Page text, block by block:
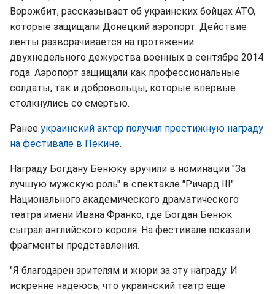
Ворожбит, рассказывает об украинских бойцах АТО,
которые защищали Донецкий аэропорт. Действие
ленты разворачивается на протяжении
двухнедельного дежурства военных в сентябре 2014
года. Аэропорт защищали как профессиональные
солдаты, так и добровольцы, которые впервые
столкнулись со смертью.
Ранее украинский актер получил престижную награду
на фестивале в Пекине.
Награду Богдану Бенюку вручили в номинации "За
лучшую мужскую роль" в спектакле "Ричард III"
Национального академического драматического
театра имени Ивана Франко, где Богдан Бенюк
сыграл английского короля. На фестивале показали
фрагменты представления.
"Я благодарен зрителям и жюри за эту награду. И
искренне надеюсь, что украинский театр еще